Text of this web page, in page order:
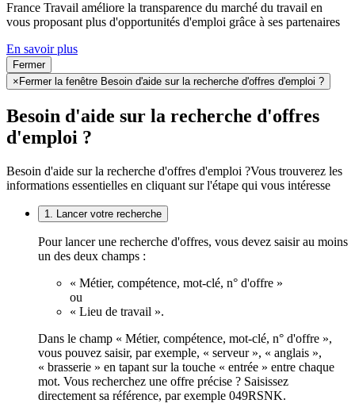
France Travail améliore la transparence du marché du travail en
vous proposant plus d'opportunités d'emploi grâce à ses partenaires
En savoir plus
Fermer
× Fermer la fenêtre Besoin d'aide sur la recherche d'offres d'emploi ?
Besoin d'aide sur la recherche d'offres
d'emploi ?
Besoin d'aide sur la recherche d'offres d'emploi ?Vous trouverez les
informations essentielles en cliquant sur l'étape qui vous intéresse
1. Lancer votre recherche
Pour lancer une recherche d'offres, vous devez saisir au moins
un des deux champs :
« Métier, compétence, mot-clé, n° d'offre »
ou
« Lieu de travail ».
Dans le champ « Métier, compétence, mot-clé, n° d'offre »,
vous pouvez saisir, par exemple, « serveur », « anglais »,
« brasserie » en tapant sur la touche « entrée » entre chaque
mot. Vous recherchez une offre précise ? Saisissez
directement sa référence, par exemple 049RSNK.